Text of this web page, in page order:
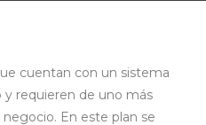
cuentan con un sistema
y requieren de uno más
En este plan se